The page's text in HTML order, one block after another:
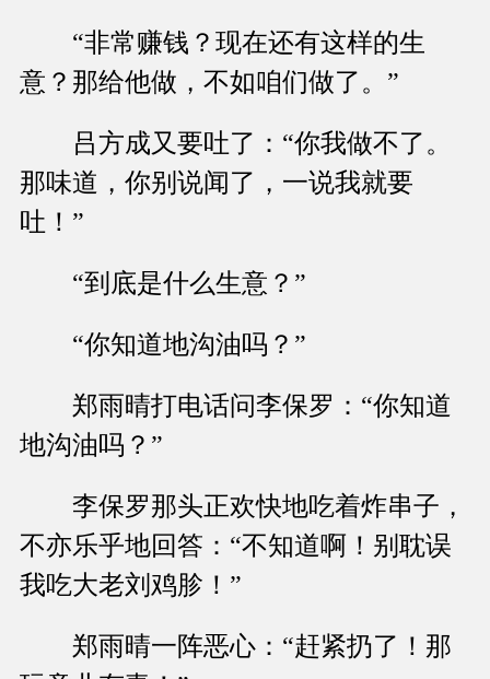
“非常赚钱？现在还有这样的生
意？那给他做，不如咱们做了。”
吕方成又要吐了：“你我做不了。
那味道，你别说闻了，一说我就要
吐！”
“到底是什么生意？”
“你知道地沟油吗？”
郑雨晴打电话问李保罗：“你知道
地沟油吗？”
李保罗那头正欢快地吃着炸串子，
不亦乐乎地回答：“不知道啊！别耽误
我吃大老刘鸡胗！”
郑雨晴一阵恶心：“赶紧扔了！那